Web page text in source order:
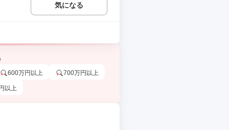
気になる
600万円以上 700万円以上
以上